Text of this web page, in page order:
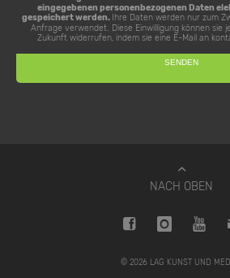
eingegebenen personenbezogenen Daten
gespeichert werden. Ihre Daten werden nur zum
Anfrage verwendet. Diese Einwilligung können sie
Zukunft widerrufen, indem sie eine E-Mail an
NACH OBEN
© 2026 LAG KUNST UND